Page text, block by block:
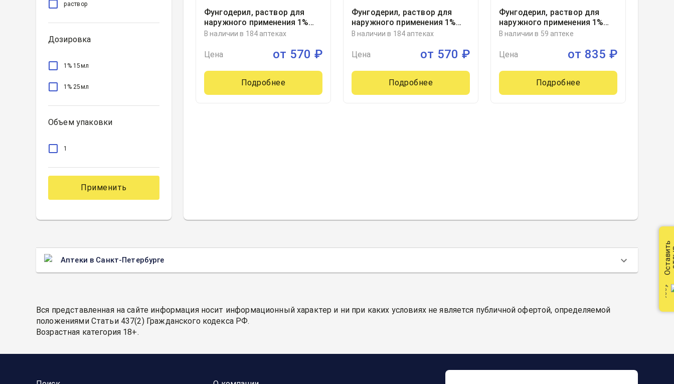
раствор
Дозировка
1% 15мл
1% 25мл
Объем упаковки
1
Применить
Фунгодерил, раствор для
наружного применения 1%
флакон в комплекте с
бушоном 15миллилитр, 1
В наличии в 184 аптеках
Цена от 570 ₽
Подробнее
Фунгодерил, раствор для
наружного применения 1%
флакон в комплекте с
бушоном 15миллилитр, 1,
В наличии в 184 аптеках
Цена от 570 ₽
Подробнее
Фунгодерил, раствор для
наружного применения 1%
флакон в комплекте с
бушоном 25миллилитр, 1
В наличии в 59 аптеке
Цена от 835 ₽
Подробнее
Аптеки в Санкт-Петербурге
Вся представленная на сайте информация носит информационный характер и ни при каких условиях не является публичной офертой, определяемой
положениями Статьи 437(2) Гражданского кодекса РФ.
Возрастная категория 18+.
Оставить